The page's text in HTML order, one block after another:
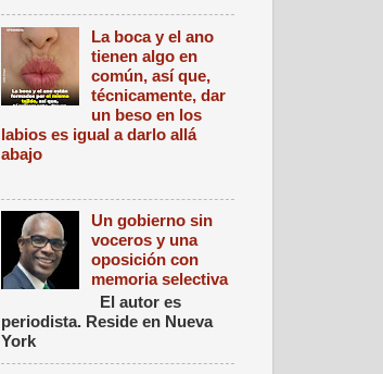
La boca y el ano
tienen algo en
común, así que,
técnicamente, dar
un beso en los
labios es igual a darlo allá
abajo
Un gobierno sin
voceros y una
oposición con
memoria selectiva
El autor es
periodista. Reside en Nueva
York